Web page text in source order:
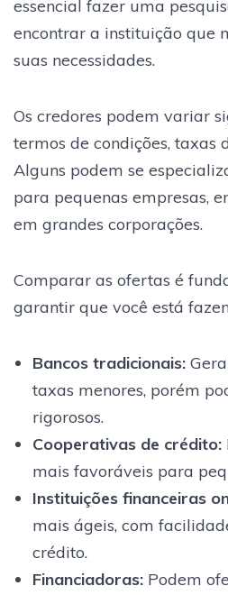
essencial fazer uma
encontrar a instituição que
suas necessidades.
Os credores podem variar
termos de condições, taxas
Alguns podem se
para pequenas empresas,
em grandes corporações.
Comparar as ofertas é
garantir que você está
Bancos tradicionais:
taxas menores, porém
rigorosos.
Cooperativas de crédito:
mais favoráveis para
Instituições financeiras
mais ágeis, com
crédito.
Financiadoras:Podem